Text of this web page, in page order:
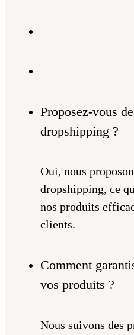
Proposez-vous
dropshipping ?
Oui, nous
dropshipping, ce
nos produits
clients.
Comment
vos produits ?
Nous suivons des